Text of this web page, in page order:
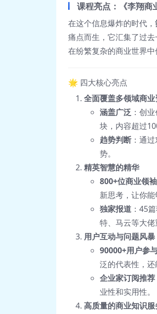
课程亮点：《李翔
在这个信息爆炸的时代，
痛点而生，它汇集了过
在纷繁复杂的商业世界中
🌟 四大核心亮点
全面覆盖多领域商
涵盖广泛 ：创
块，内容超过
趋势判断 ：通
势。
精英智慧的精华
800+位商业领
新思考，让你能
独家报道 ：45
特、马云等大佬
用户互动与问题风暴
90000+用户参
泛的代表性，还
企业家订阅推荐
业性和实用性。
高质量的商业知识服